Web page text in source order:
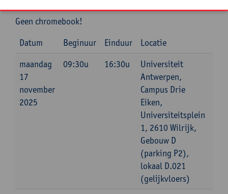
Geen chromebook!
Datum
Beginuur Einduur
Locatie
maandag
17
november
2025
09:30u 16:30u
Universiteit
Antwerpen,
Campus Drie
Eiken,
Universiteitsplein
1, 2610 Wilrijk,
Gebouw D
(parking P2),
lokaal D.021
(gelijkvloers)